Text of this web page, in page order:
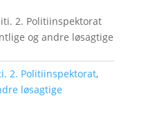
2. Politiinspektorat
og andre løsagtige
2. Politiinspektorat,
løsagtige